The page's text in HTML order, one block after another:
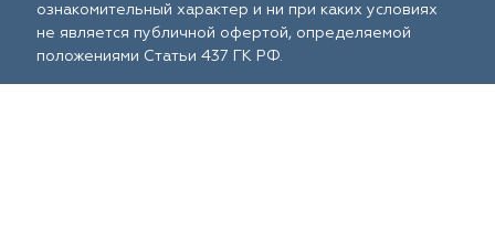
ознакомительный характер и ни при каких условиях
не является публичной офертой, определяемой
положениями Статьи 437 ГК РФ.